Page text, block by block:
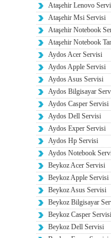
Ataşehir Lenovo
Ataşehir Msi Servisi
Ataşehir Notebook
Ataşehir Notebook
Aydos Acer Servisi
Aydos Apple Servisi
Aydos Asus Servisi
Aydos Bilgisayar
Aydos Casper Servisi
Aydos Dell Servisi
Aydos Exper Servisi
Aydos Hp Servisi
Aydos Notebook
Beykoz Acer Servisi
Beykoz Apple Servisi
Beykoz Asus Servisi
Beykoz Bilgisayar
Beykoz Casper Servisi
Beykoz Dell Servisi